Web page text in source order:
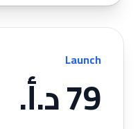
Launch
79 د.أ.